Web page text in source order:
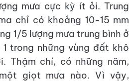
mưa cực kỳ ít ỏi. Trung
chỉ có khoảng 10-15 mm
1/5 lượng mưa trung bình ở
trong những vùng đất khô
Thậm chí, có những năm,
giọt mưa nào. Vì vậy,